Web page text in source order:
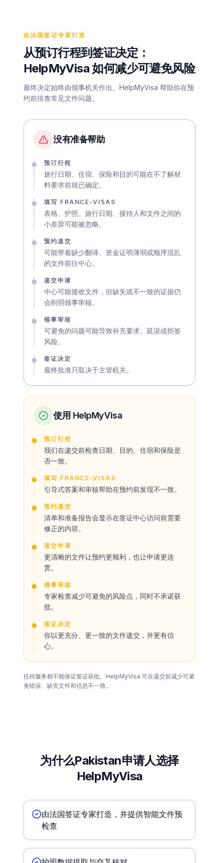
由法国签证专家打造
从预订行程到签证决定：
HelpMyVisa 如何减少可避免风险
最终决定始终由领事机关作出。HelpMyVisa 帮助你在预
约前排查常见文件问题。
没有准备帮助
预订行程
旅行日期、住宿、保险和目的可能在不了解材
料要求前就已确定。
填写 FRANCE-VISAS
表格、护照、旅行日期、接待人和文件之间的
小差异可能被忽略。
预约递交
可能带着缺少翻译、资金证明薄弱或顺序混乱
的文件前往中心。
递交申请
中心可能接收文件，但缺失或不一致的证据仍
会削弱领事审核。
领事审核
可避免的问题可能导致补充要求、延误或拒签
风险。
签证决定
最终批准只取决于主管机关。
使用 HelpMyVisa
预订行程
我们在递交前检查日期、目的、住宿和保险是
否一致。
填写 FRANCE-VISAS
引导式答案和审核帮助在预约前发现不一致。
预约递交
清单和准备报告会显示在签证中心访问前需要
修正的内容。
递交申请
更清晰的文件让预约更顺利，也让申请更连
贯。
领事审核
专家检查减少可避免的风险点，同时不承诺获
批。
签证决定
你以更充分、更一致的文件递交，并更有信
心。
任何服务都不能保证签证获批。HelpMyVisa 可在递交前减少可避
免错误、缺失文件和信息不一致。
为什么Pakistan申请人选择
HelpMyVisa
由法国签证专家打造，并提供智能文件预
检查